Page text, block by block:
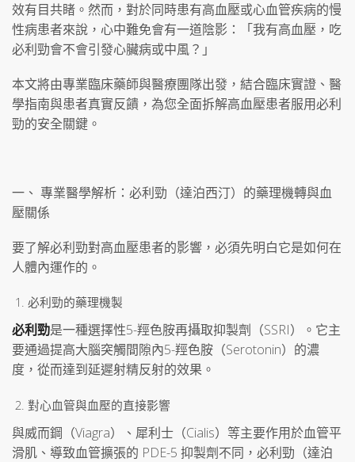
效有目共睹。然而，對於同時患有高血壓或心血管疾病的慢
性病患者來說，心中難免會有一道陰影：「我有高血壓，吃
必利勁會不會引發心臟病或中風？」
本文將由專業臨床藥師與醫療團隊出發，結合臨床實證、醫
學指南與患者真實反饋，為您全面拆解高血壓患者服用必利
勁的安全關鍵。
一、 專業醫學解析：必利勁（達泊西汀）的藥理機轉與血
壓關係
要了解必利勁對高血壓患者的影響，必須先明白它是如何在
人體內運作的。
必利勁的藥理機製
必利勁是一種選擇性5-羥色胺再攝取抑製劑（SSRI）。它主
要通過提高大腦突觸間隙內5-羥色胺（Serotonin）的濃
度，從而達到延遲射精反射的效果。
對心血管與血壓的直接影響
與威而鋼（Viagra）、犀利士（Cialis）等主要作用於血管平
滑肌、導致血管擴張的 PDE-5 抑製劑不同，必利勁（達泊